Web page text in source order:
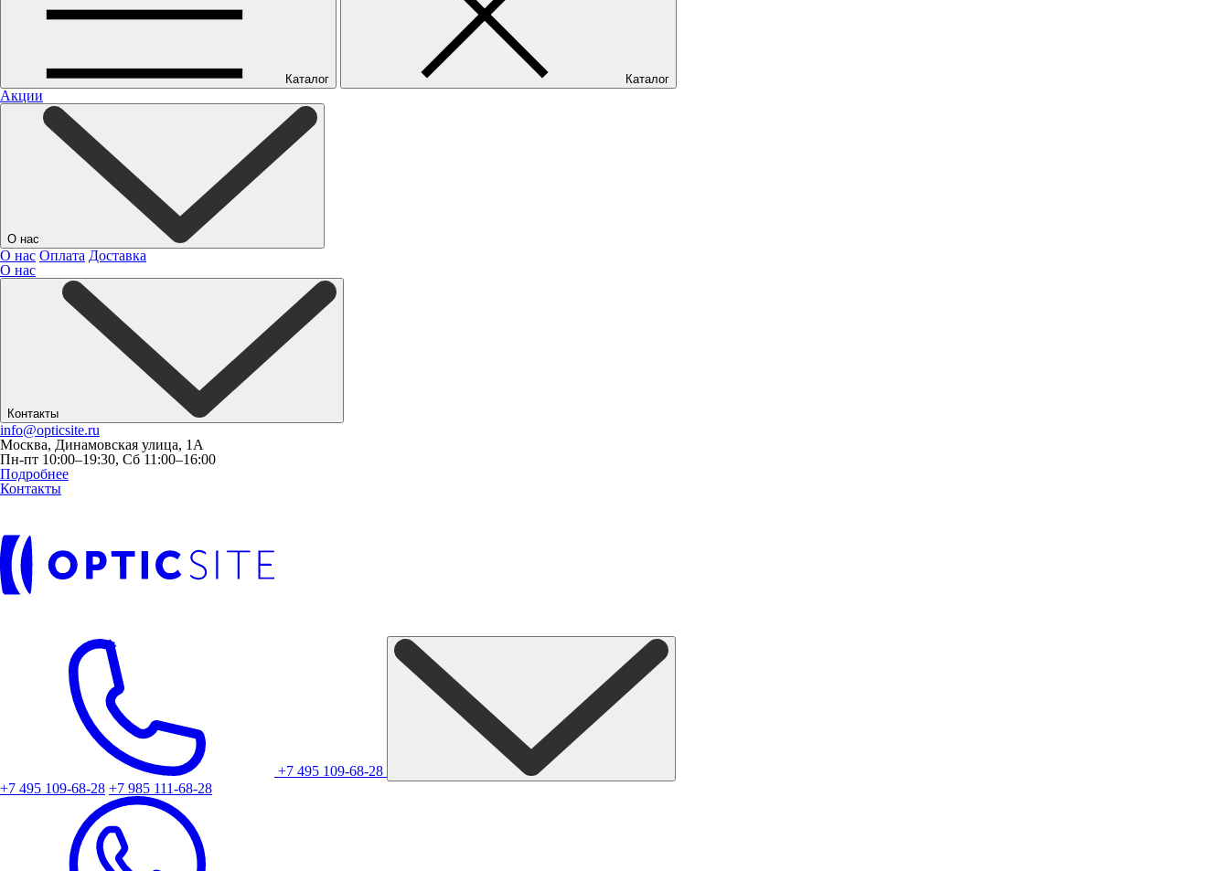
Каталог Каталог
Акции
О нас
О нас Оплата Доставка
О нас
Контакты
info@opticsite.ru
Москва, Динамовская улица, 1А
Пн-пт 10:00–19:30, Сб 11:00–16:00
Подробнее
Контакты
+7 495 109-68-28
+7 495 109-68-28 +7 985 111-68-28